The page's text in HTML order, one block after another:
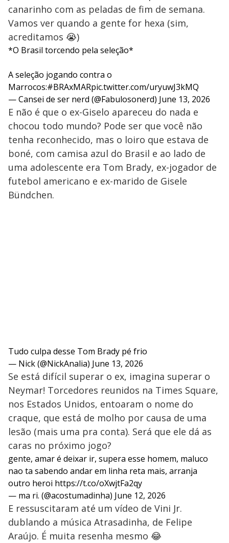
canarinho com as peladas de fim de semana.
Vamos ver quando a gente for hexa (sim,
acreditamos 😭)
*O Brasil torcendo pela seleção*
A seleção jogando contra o
Marrocos:#BRAxMARpic.twitter.com/uryuwJ3kMQ
— Cansei de ser nerd (@Fabulosonerd) June 13, 2026
E não é que o ex-Giselo apareceu do nada e
chocou todo mundo? Pode ser que você não
tenha reconhecido, mas o loiro que estava de
boné, com camisa azul do Brasil e ao lado de
uma adolescente era Tom Brady, ex-jogador de
futebol americano e ex-marido de Gisele
Bündchen.
Tudo culpa desse Tom Brady pé frio
— Nick (@NickAnalia) June 13, 2026
Se está difícil superar o ex, imagina superar o
Neymar! Torcedores reunidos na Times Square,
nos Estados Unidos, entoaram o nome do
craque, que está de molho por causa de uma
lesão (mais uma pra conta). Será que ele dá as
caras no próximo jogo?
gente, amar é deixar ir, supera esse homem, maluco
nao ta sabendo andar em linha reta mais, arranja
outro heroi https://t.co/oXwjtFa2qy
— ma ri. (@acostumadinha) June 12, 2026
E ressuscitaram até um vídeo de Vini Jr.
dublando a música Atrasadinha, de Felipe
Araújo. É muita resenha mesmo 😂